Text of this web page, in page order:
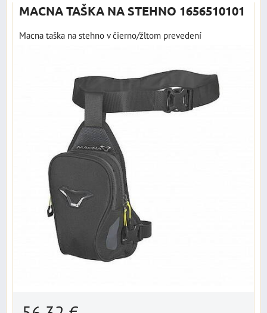
MACNA TAŠKA NA STEHNO 1656510101
Macna taška na stehno v čierno/žltom prevedení